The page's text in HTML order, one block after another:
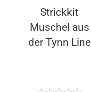
Strickkit
Muschel aus
der Tynn Line